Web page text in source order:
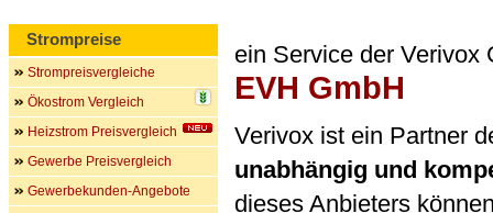
ein Service der Verivox
EVH GmbH
Verivox ist ein Partner
unabhängig und
dieses Anbieters
Strompreise
Strompreisvergleiche
Ökostrom Vergleich
Heizstrom Preisvergleich
Gewerbe Preisvergleich
Gewerbekunden-Angebote